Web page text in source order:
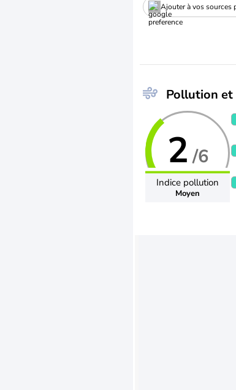
Ajouter à vos sources
Pollution
2 /6
Indice pollution
Moyen